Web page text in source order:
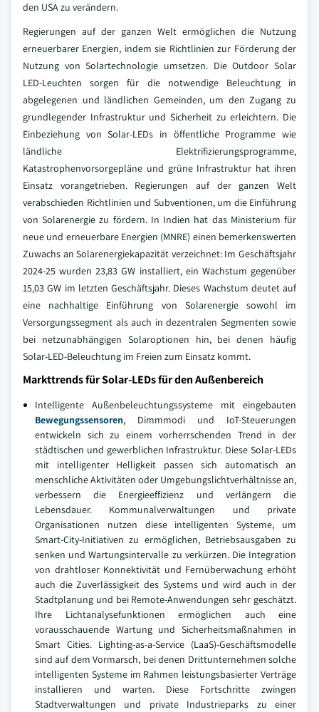
den USA zu verändern.
Regierungen auf der ganzen Welt ermöglichen die Nutzung
erneuerbarer Energien, indem sie Richtlinien zur Förderung der
Nutzung von Solartechnologie umsetzen. Die Outdoor Solar
LED-Leuchten sorgen für die notwendige Beleuchtung in
abgelegenen und ländlichen Gemeinden, um den Zugang zu
grundlegender Infrastruktur und Sicherheit zu erleichtern. Die
Einbeziehung von Solar-LEDs in öffentliche Programme wie
ländliche Elektrifizierungsprogramme,
Katastrophenvorsorgepläne und grüne Infrastruktur hat ihren
Einsatz vorangetrieben. Regierungen auf der ganzen Welt
verabschieden Richtlinien und Subventionen, um die Einführung
von Solarenergie zu fördern. In Indien hat das Ministerium für
neue und erneuerbare Energien (MNRE) einen bemerkenswerten
Zuwachs an Solarenergiekapazität verzeichnet: Im Geschäftsjahr
2024-25 wurden 23,83 GW installiert, ein Wachstum gegenüber
15,03 GW im letzten Geschäftsjahr. Dieses Wachstum deutet auf
eine nachhaltige Einführung von Solarenergie sowohl im
Versorgungssegment als auch in dezentralen Segmenten sowie
bei netzunabhängigen Solaroptionen hin, bei denen häufig
Solar-LED-Beleuchtung im Freien zum Einsatz kommt.
Markttrends für Solar-LEDs für den Außenbereich
Intelligente Außenbeleuchtungssysteme mit eingebauten
Bewegungssensoren, Dimmmodi und IoT-Steuerungen
entwickeln sich zu einem vorherrschenden Trend in der
städtischen und gewerblichen Infrastruktur. Diese Solar-LEDs
mit intelligenter Helligkeit passen sich automatisch an
menschliche Aktivitäten oder Umgebungslichtverhältnisse an,
verbessern die Energieeffizienz und verlängern die
Lebensdauer. Kommunalverwaltungen und private
Organisationen nutzen diese intelligenten Systeme, um
Smart-City-Initiativen zu ermöglichen, Betriebsausgaben zu
senken und Wartungsintervalle zu verkürzen. Die Integration
von drahtloser Konnektivität und Fernüberwachung erhöht
auch die Zuverlässigkeit des Systems und wird auch in der
Stadtplanung und bei Remote-Anwendungen sehr geschätzt.
Ihre Lichtanalysefunktionen ermöglichen auch eine
vorausschauende Wartung und Sicherheitsmaßnahmen in
Smart Cities. Lighting-as-a-Service (LaaS)-Geschäftsmodelle
sind auf dem Vormarsch, bei denen Drittunternehmen solche
intelligenten Systeme im Rahmen leistungsbasierter Verträge
installieren und warten. Diese Fortschritte zwingen
Stadtverwaltungen und private Industrieparks zu einer